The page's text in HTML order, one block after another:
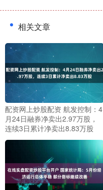
相关文章
配资网上炒股配资 航发控制：4
月24日融券净卖出2.97万股，
连续3日累计净卖出8.83万股